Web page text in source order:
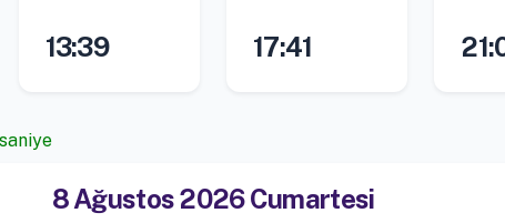
13:39 17:41
8 Ağustos 2026 Cumartesi